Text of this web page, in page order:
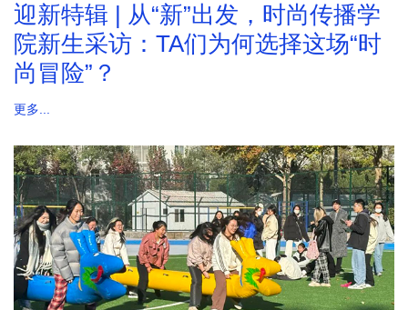
迎新特辑 | 从“新”出发，时尚传播学
院新生采访：TA们为何选择这场“时
尚冒险”？
更多...